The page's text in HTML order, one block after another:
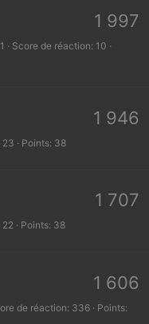
1 997
1 Score de réaction 10
1 946
23 Points 38
1 707
22 Points 38
1 606
de réaction 336
Points